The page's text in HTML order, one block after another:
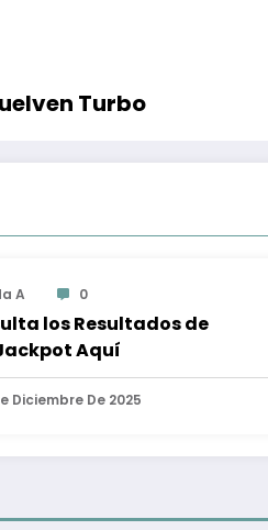
Turbo
A 0
los Resultados de
Aquí
Diciembre De 2025